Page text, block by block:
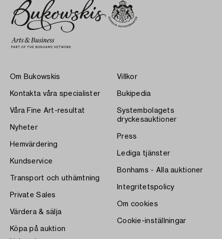
Om Bukowskis
Kontakta våra specialister
Våra Fine Art-resultat
Nyheter
Hemvärdering
Kundservice
Transport och uthämtning
Private Sales
Värdera & sälja
Köpa på auktion
Villkor
Bukipedia
Systembolagets
dryckesauktioner
Press
Lediga tjänster
Bonhams - Alla auktioner
Integritetspolicy
Om cookies
Cookie-inställningar